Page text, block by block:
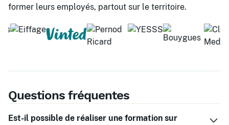
former leurs employés, partout sur le territoire.
Questions fréquentes
Est-il possible de réaliser une formation sur